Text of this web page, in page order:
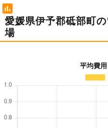
愛媛県伊予郡砥部町
場
平均費用